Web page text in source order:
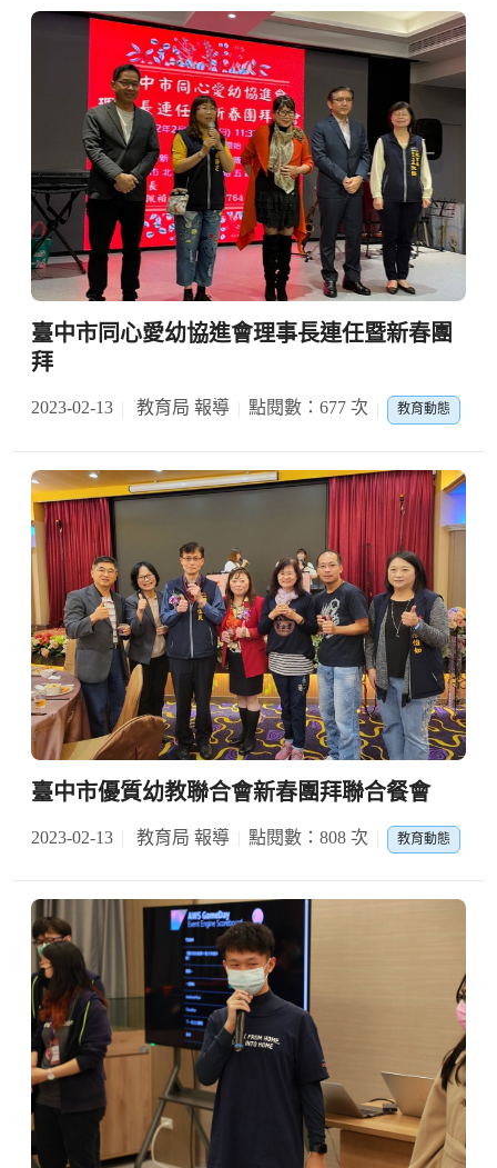
臺中市同心愛幼協進會理事長連任暨新春團
拜
2023-02-13 教育局 報導 點閱數：677 次 教育動態
臺中市優質幼教聯合會新春團拜聯合餐會
2023-02-13 教育局 報導 點閱數：808 次 教育動態